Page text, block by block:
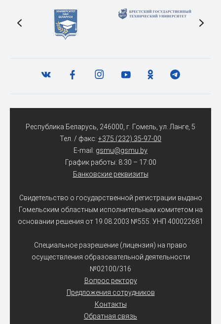
Республика Беларусь, 246000, г. Гомель, ул. Ланге, 5
Тел. / факс: +375 (232) 35-97-00
E-mail: gsmu@gsmu.by
График работы: 8:30 – 17:00
Банковские реквизиты
Свидетельство о государственной регистрации выдано
Гомельским областным исполнительным комитетом на
основании решения от 19.08.2003 №555. УНП 400022681
Специальное разрешение (лицензия) на право
осуществления образовательной деятельности
№02100/316
Вопрос ректору
Предложения сотрудников
Контакты
Обратная связь